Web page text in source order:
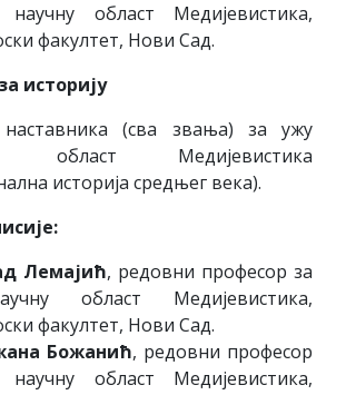
област Медијевистика,
факултет, Нови Сад.
историју
наставника (сва звања) за ужу
област Медијевистика
историја средњег века).
Лемајић, редовни професор за
област Медијевистика,
факултет, Нови Сад.
Божанић, редовни професор
област Медијевистика,